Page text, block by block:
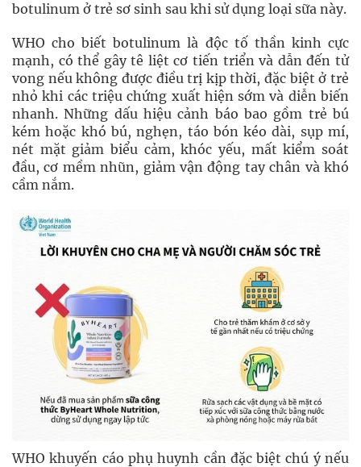
botulinum ở trẻ sơ sinh sau khi sử dụng loại sữa này.
WHO cho biết botulinum là độc tố thần kinh cực
mạnh, có thể gây tê liệt cơ tiến triển và dẫn đến tử
vong nếu không được điều trị kịp thời, đặc biệt ở trẻ
nhỏ khi các triệu chứng xuất hiện sớm và diễn biến
nhanh. Những dấu hiệu cảnh báo bao gồm trẻ bú
kém hoặc khó bú, nghẹn, táo bón kéo dài, sụp mí,
nét mặt giảm biểu cảm, khóc yếu, mất kiểm soát
đầu, cơ mềm nhũn, giảm vận động tay chân và khó
cầm nắm.
WHO khuyến cáo phụ huynh cần đặc biệt chú ý nếu